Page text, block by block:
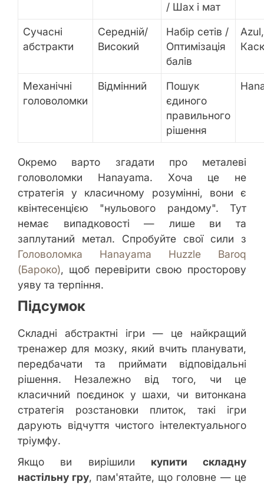
/ Шах і мат
Сучасні
абстракти
Середній/
Високий
Набір сетів /
Оптимізація
балів
Azul,
Механічні
головоломки
Відмінний
Пошук
єдиного
правильного
рішення
Окремо варто згадати про металеві
головоломки Hanayama. Хоча це не
стратегія у класичному розумінні, вони є
квінтесенцією "нульового рандому". Тут
немає випадковості — лише ви та
заплутаний метал. Спробуйте свої сили з
Головоломка Hanayama Huzzle Baroq
(Бароко), щоб перевірити свою просторову
уяву та терпіння.
Підсумок
Складні абстрактні ігри — це найкращий
тренажер для мозку, який вчить планувати,
передбачати та приймати відповідальні
рішення. Незалежно від того, чи це
класичний поєдинок у шахи, чи витонкана
стратегія розстановки плиток, такі ігри
дарують відчуття чистого інтелектуального
тріумфу.
Якщо ви вирішили купити складну
настільну гру, пам'ятайте, що головне — це